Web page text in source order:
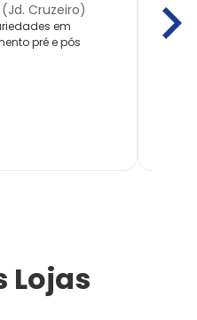
Cruzeiro)
em
pré e pós
a
Lojas